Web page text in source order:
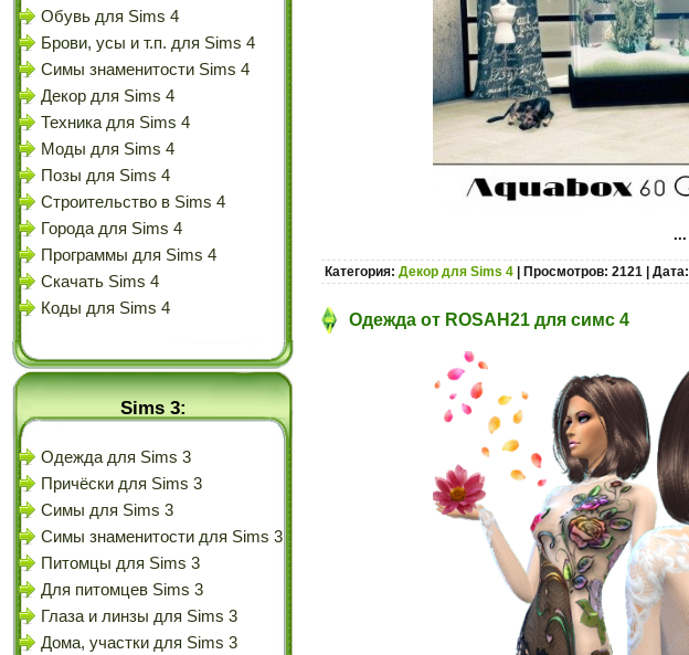
Обувь для Sims 4
Брови, усы и т.п. для Sims 4
Симы знаменитости Sims 4
Декор для Sims 4
Техника для Sims 4
Моды для Sims 4
Позы для Sims 4
Строительство в Sims 4
Города для Sims 4
Программы для Sims 4
Скачать Sims 4
Коды для Sims 4
Sims 3:
Одежда для Sims 3
Причёски для Sims 3
Симы для Sims 3
Симы знаменитости для Sims 3
Питомцы для Sims 3
Для питомцев Sims 3
Глаза и линзы для Sims 3
Дома, участки для Sims 3
...
Категория: Декор для Sims 4 | Просмотров: 2121 | Дата:
Одежда от ROSAH21 для симс 4